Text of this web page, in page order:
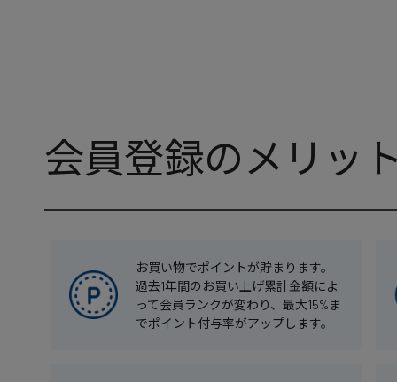
会員登録のメリッ
お買い物でポイントが貯まります。
過去1年間のお買い上げ累計金額によ
って会員ランクが変わり、最大15%ま
でポイント付与率がアップします。